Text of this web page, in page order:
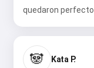
quedaron
🐼 Kata P.